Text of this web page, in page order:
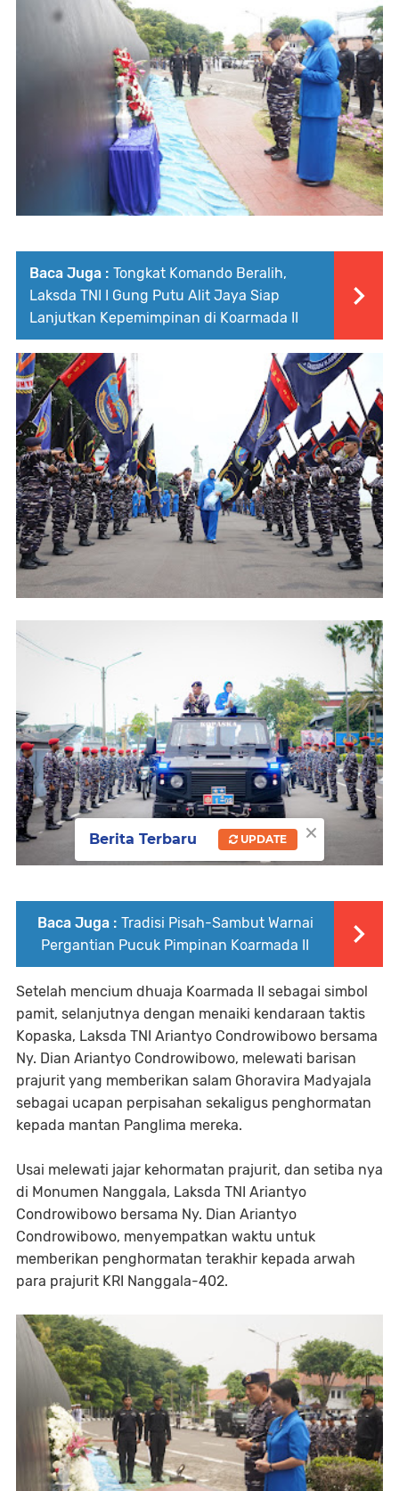
Baca Juga : Tongkat Komando Beralih,
Laksda TNI I Gung Putu Alit Jaya Siap
Lanjutkan Kepemimpinan di Koarmada II
Baca Juga : Tradisi Pisah-Sambut Warnai
Pergantian Pucuk Pimpinan Koarmada II
Setelah mencium dhuaja Koarmada II sebagai simbol
pamit, selanjutnya dengan menaiki kendaraan taktis
Kopaska, Laksda TNI Ariantyo Condrowibowo bersama
Ny. Dian Ariantyo Condrowibowo, melewati barisan
prajurit yang memberikan salam Ghoravira Madyajala
sebagai ucapan perpisahan sekaligus penghormatan
kepada mantan Panglima mereka.
Usai melewati jajar kehormatan prajurit, dan setiba nya
di Monumen Nanggala, Laksda TNI Ariantyo
Condrowibowo bersama Ny. Dian Ariantyo
Condrowibowo, menyempatkan waktu untuk
memberikan penghormatan terakhir kepada arwah
para prajurit KRI Nanggala-402.
×
Berita Terbaru UPDATE